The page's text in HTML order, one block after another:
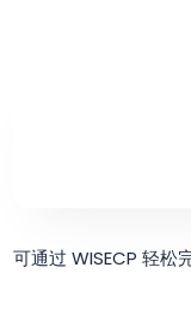
可通过 WISECP 轻松